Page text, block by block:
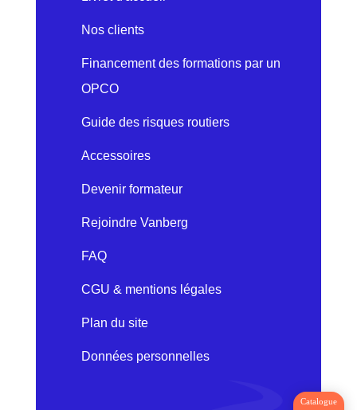
Catalogue
Nos clients
Financement des formations par un
OPCO
Guide des risques routiers
Accessoires
Devenir formateur
Rejoindre Vanberg
FAQ
CGU & mentions légales
Plan du site
Données personnelles